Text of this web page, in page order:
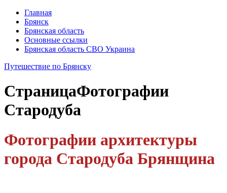
Главная
Брянск
Брянская область
Основные ссылки
Брянская область СВО Украина
Путешествие по Брянску
СтраницаФотографии
Стародуба
Фотографии архитектуры
города Стародуба Брянщина